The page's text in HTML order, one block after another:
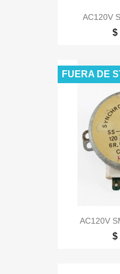
AC120V
$
AC120V
$
FUERA DE